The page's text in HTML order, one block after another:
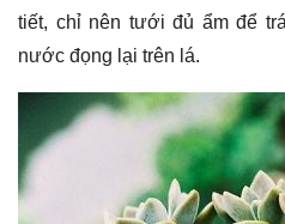
tiết, chỉ nên tưới đủ ẩm để
nước đọng lại trên lá.